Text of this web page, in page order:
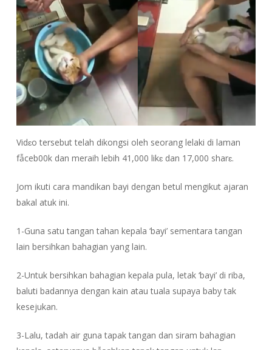
Vidɛo tersebut telah dikongsi oleh seorang lelaki di laman
fẫceb00k dan meraih lebih 41,000 likɛ dan 17,000 sharɛ.
Jom ikuti cara mandikan bayi dengan betul mengikut ajaran
bakal atuk ini.
1-Guna satu tangan tahan kepala ‘bayi’ sementara tangan
lain bersihkan bahagian yang lain.
2-Untuk bersihkan bahagian kepala pula, letak ‘bayi’ di riba,
baluti badannya dengan kain atau tuala supaya baby tak
kesejukan.
3-Lalu, tadah air guna tapak tangan dan siram bahagian